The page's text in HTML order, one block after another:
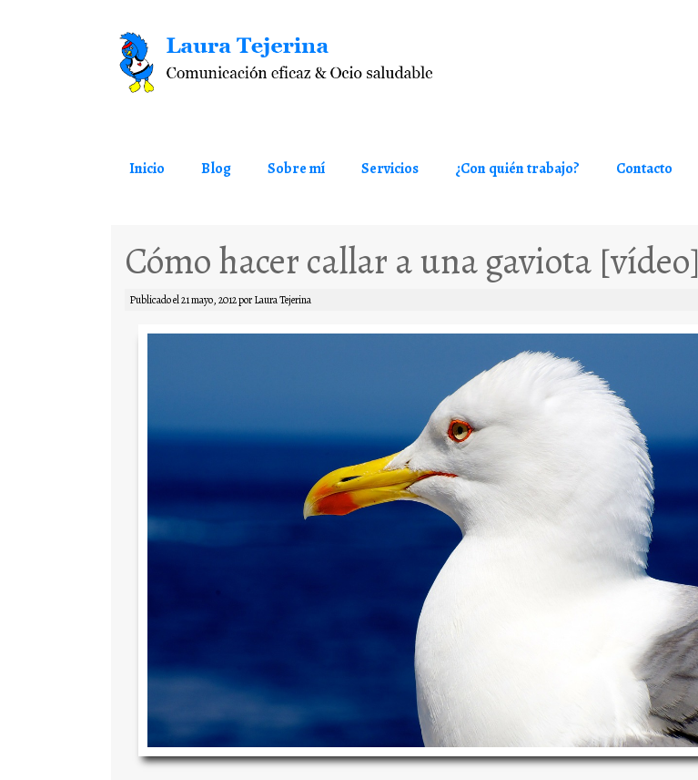
Saltar al contenido
Inicio Blog Sobre mí Servicios ¿Con quién trabajo? Contacto
Cómo hacer callar a una gaviota [vídeo]
Publicado el21 mayo, 2012porLaura Tejerina